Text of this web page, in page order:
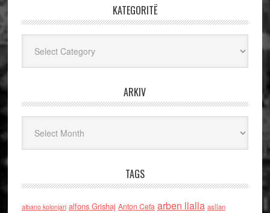
KATEGORITË
ARKIV
TAGS
albano kolonjari alfons Grishaj Anton Cefa arben llalla asllan